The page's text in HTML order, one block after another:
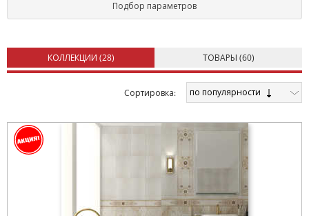
Подбор параметров
КОЛЛЕКЦИИ (28) ТОВАРЫ (60)
Cортировка: по популярности